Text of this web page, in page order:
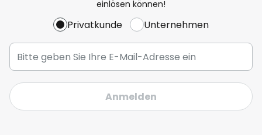
einlösen können!
Privatkunde Unternehmen
Anmelden